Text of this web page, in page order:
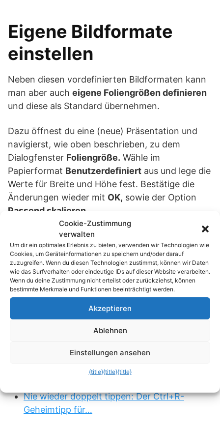
Eigene Bildformate
einstellen
Neben diesen vordefinierten Bildformaten kann
man aber auch eigene Foliengrößen definieren
und diese als Standard übernehmen.
Dazu öffnest du eine (neue) Präsentation und
navigierst, wie oben beschrieben, zu dem
Dialogfenster Foliengröße. Wähle im
Papierformat Benutzerdefiniert aus und lege die
Werte für Breite und Höhe fest. Bestätige die
Änderungen wieder mit OK, sowie der Option
Passend skalieren
Entwurfklickst du mit der rechten
Maustaste auf das gewünschte Foliendesign und
wählst im Kontextmenü anschließend den
EintragFür alle Folien übernehmen.
Passend zum Thema »
Der 1-Sekunden-Webserver: Wie du mit
Nie wieder doppelt tippen: Der Ctrl+R-
Geheimtipp für…
Cookie-Zustimmung
verwalten
Um dir ein optimales Erlebnis zu bieten, verwenden wir Technologien wie
Cookies, um Geräteinformationen zu speichern und/oder darauf
zuzugreifen. Wenn du diesen Technologien zustimmst, können wir Daten
wie das Surfverhalten oder eindeutige IDs auf dieser Website verarbeiten.
Wenn du deine Zustimmung nicht erteilst oder zurückziehst, können
bestimmte Merkmale und Funktionen beeinträchtigt werden.
Akzeptieren
Ablehnen
Einstellungen ansehen
{title}{title}{title}